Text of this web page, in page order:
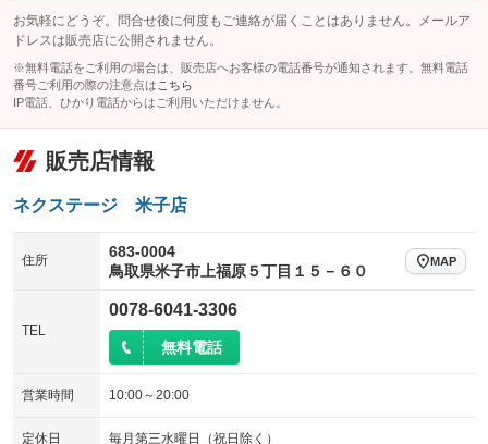
お気軽にどうぞ。問合せ後に何度もご連絡が届くことはありません。メールア
ドレスは販売店に公開されません。
※無料電話をご利用の場合は、販売店へお客様の電話番号が通知されます。無料電話
番号ご利用の際の注意点は こちら
IP電話、ひかり電話からはご利用いただけません。
販売店情報
ネクステージ 米子店
住所
683-0004
鳥取県米子市上福原５丁目１５－６０
MAP
TEL
0078-6041-3306
無料電話
営業時間 10:00～20:00
定休日 毎月第三水曜日（祝日除く）